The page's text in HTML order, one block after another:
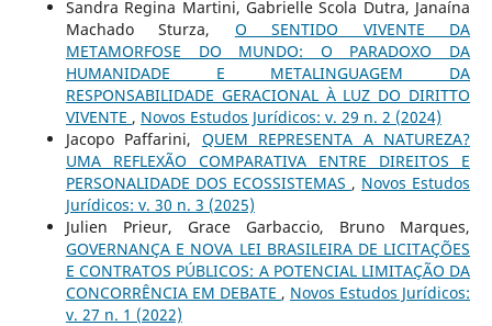
Sandra Regina Martini, Gabrielle Scola Dutra, Janaína
Machado Sturza, O SENTIDO VIVENTE DA
METAMORFOSE DO MUNDO: O PARADOXO DA
HUMANIDADE E METALINGUAGEM DA
RESPONSABILIDADE GERACIONAL À LUZ DO DIRITTO
VIVENTE , Novos Estudos Jurí­dicos: v. 29 n. 2 (2024)
Jacopo Paffarini, QUEM REPRESENTA A NATUREZA?
UMA REFLEXÃO COMPARATIVA ENTRE DIREITOS E
PERSONALIDADE DOS ECOSSISTEMAS , Novos Estudos
Jurí­dicos: v. 30 n. 3 (2025)
Julien Prieur, Grace Garbaccio, Bruno Marques,
GOVERNANÇA E NOVA LEI BRASILEIRA DE LICITAÇÕES
E CONTRATOS PÚBLICOS: A POTENCIAL LIMITAÇÃO DA
CONCORRÊNCIA EM DEBATE , Novos Estudos Jurí­dicos:
v. 27 n. 1 (2022)